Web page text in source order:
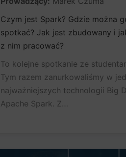
Czym jest Spark? Gdzie można
spotkać? Jak jest zbudowany i
z nim pracować?
To kolejne spotkanie ze
Tym razem zanurkowaliśmy w
najważniejszych technologii Big
Apache Spark. Z…